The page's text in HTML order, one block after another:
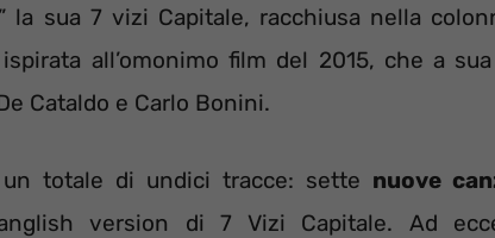
la sua 7 vizi Capitale, racchiusa nella
all’omonimo film del 2015, che a
Cataldo e Carlo Bonini.
totale di undici tracce: sette nuove
version di 7 Vizi Capitale. Ad